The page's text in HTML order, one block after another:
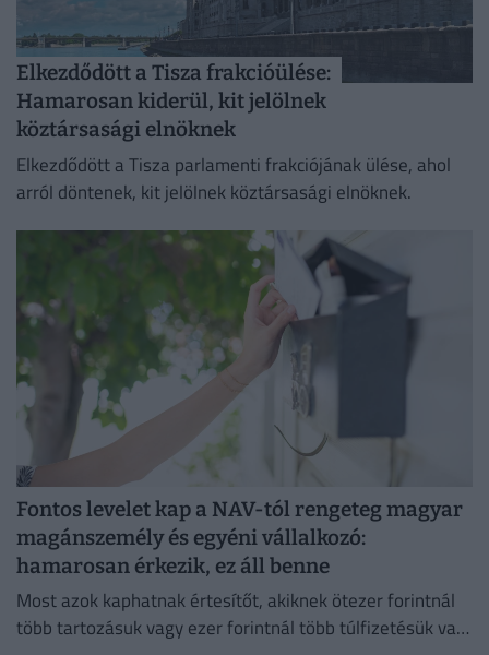
Elkezdődött a Tisza frakcióülése:
Hamarosan kiderül, kit jelölnek
köztársasági elnöknek
Elkezdődött a Tisza parlamenti frakciójának ülése, ahol
arról döntenek, kit jelölnek köztársasági elnöknek.
Fontos levelet kap a NAV-tól rengeteg magyar
magánszemély és egyéni vállalkozó:
hamarosan érkezik, ez áll benne
Most azok kaphatnak értesítőt, akiknek ötezer forintnál
több tartozásuk vagy ezer forintnál több túlfizetésük van,